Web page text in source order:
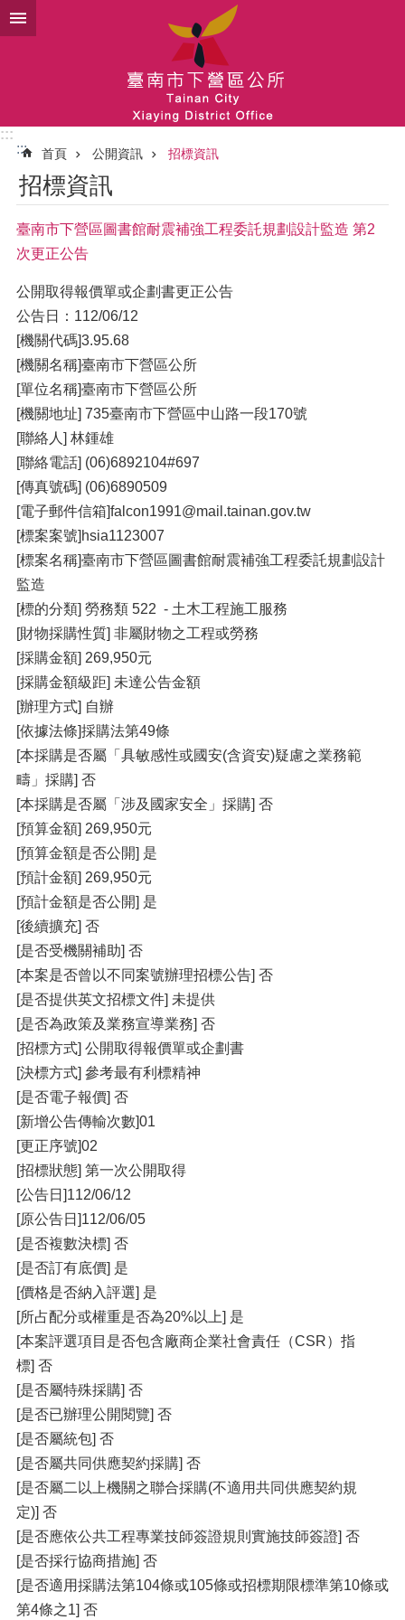
跳到主要內容區塊
:::
:::
首頁 公開資訊 招標資訊
招標資訊
臺南市下營區圖書館耐震補強工程委託規劃設計監造 第2
次更正公告
公開取得報價單或企劃書更正公告
公告日：112/06/12
[機關代碼]3.95.68
[機關名稱]臺南市下營區公所
[單位名稱]臺南市下營區公所
[機關地址] 735臺南市下營區中山路一段170號
[聯絡人] 林鍾雄
[聯絡電話] (06)6892104#697
[傳真號碼] (06)6890509
[電子郵件信箱]falcon1991@mail.tainan.gov.tw
[標案案號]hsia1123007
[標案名稱]臺南市下營區圖書館耐震補強工程委託規劃設計
監造
[標的分類] 勞務類 522 - 土木工程施工服務
[財物採購性質] 非屬財物之工程或勞務
[採購金額] 269,950元
[採購金額級距] 未達公告金額
[辦理方式] 自辦
[依據法條]採購法第49條
[本採購是否屬「具敏感性或國安(含資安)疑慮之業務範
疇」採購] 否
[本採購是否屬「涉及國家安全」採購] 否
[預算金額] 269,950元
[預算金額是否公開] 是
[預計金額] 269,950元
[預計金額是否公開] 是
[後續擴充] 否
[是否受機關補助] 否
[本案是否曾以不同案號辦理招標公告] 否
[是否提供英文招標文件] 未提供
[是否為政策及業務宣導業務] 否
[招標方式] 公開取得報價單或企劃書
[決標方式] 參考最有利標精神
[是否電子報價] 否
[新增公告傳輸次數]01
[更正序號]02
[招標狀態] 第一次公開取得
[公告日]112/06/12
[原公告日]112/06/05
[是否複數決標] 否
[是否訂有底價] 是
[價格是否納入評選] 是
[所占配分或權重是否為20%以上] 是
[本案評選項目是否包含廠商企業社會責任（CSR）指
標] 否
[是否屬特殊採購] 否
[是否已辦理公開閱覽] 否
[是否屬統包] 否
[是否屬共同供應契約採購] 否
[是否屬二以上機關之聯合採購(不適用共同供應契約規
定)] 否
[是否應依公共工程專業技師簽證規則實施技師簽證] 否
[是否採行協商措施] 否
[是否適用採購法第104條或105條或招標期限標準第10條或
第4條之1] 否